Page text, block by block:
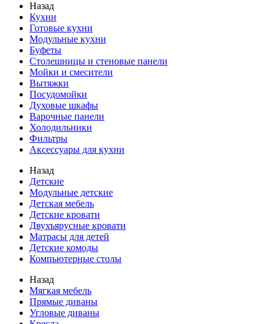
Назад
Кухни
Готовые кухни
Модульные кухни
Буфеты
Столешницы и стеновые панели
Мойки и смесители
Вытяжки
Посудомойки
Духовые шкафы
Варочные панели
Холодильники
Фильтры
Аксессуары для кухни
Назад
Детские
Модульные детские
Детская мебель
Детские кровати
Двухъярусные кровати
Матрасы для детей
Детские комоды
Компьютерные столы
Назад
Мягкая мебель
Прямые диваны
Угловые диваны